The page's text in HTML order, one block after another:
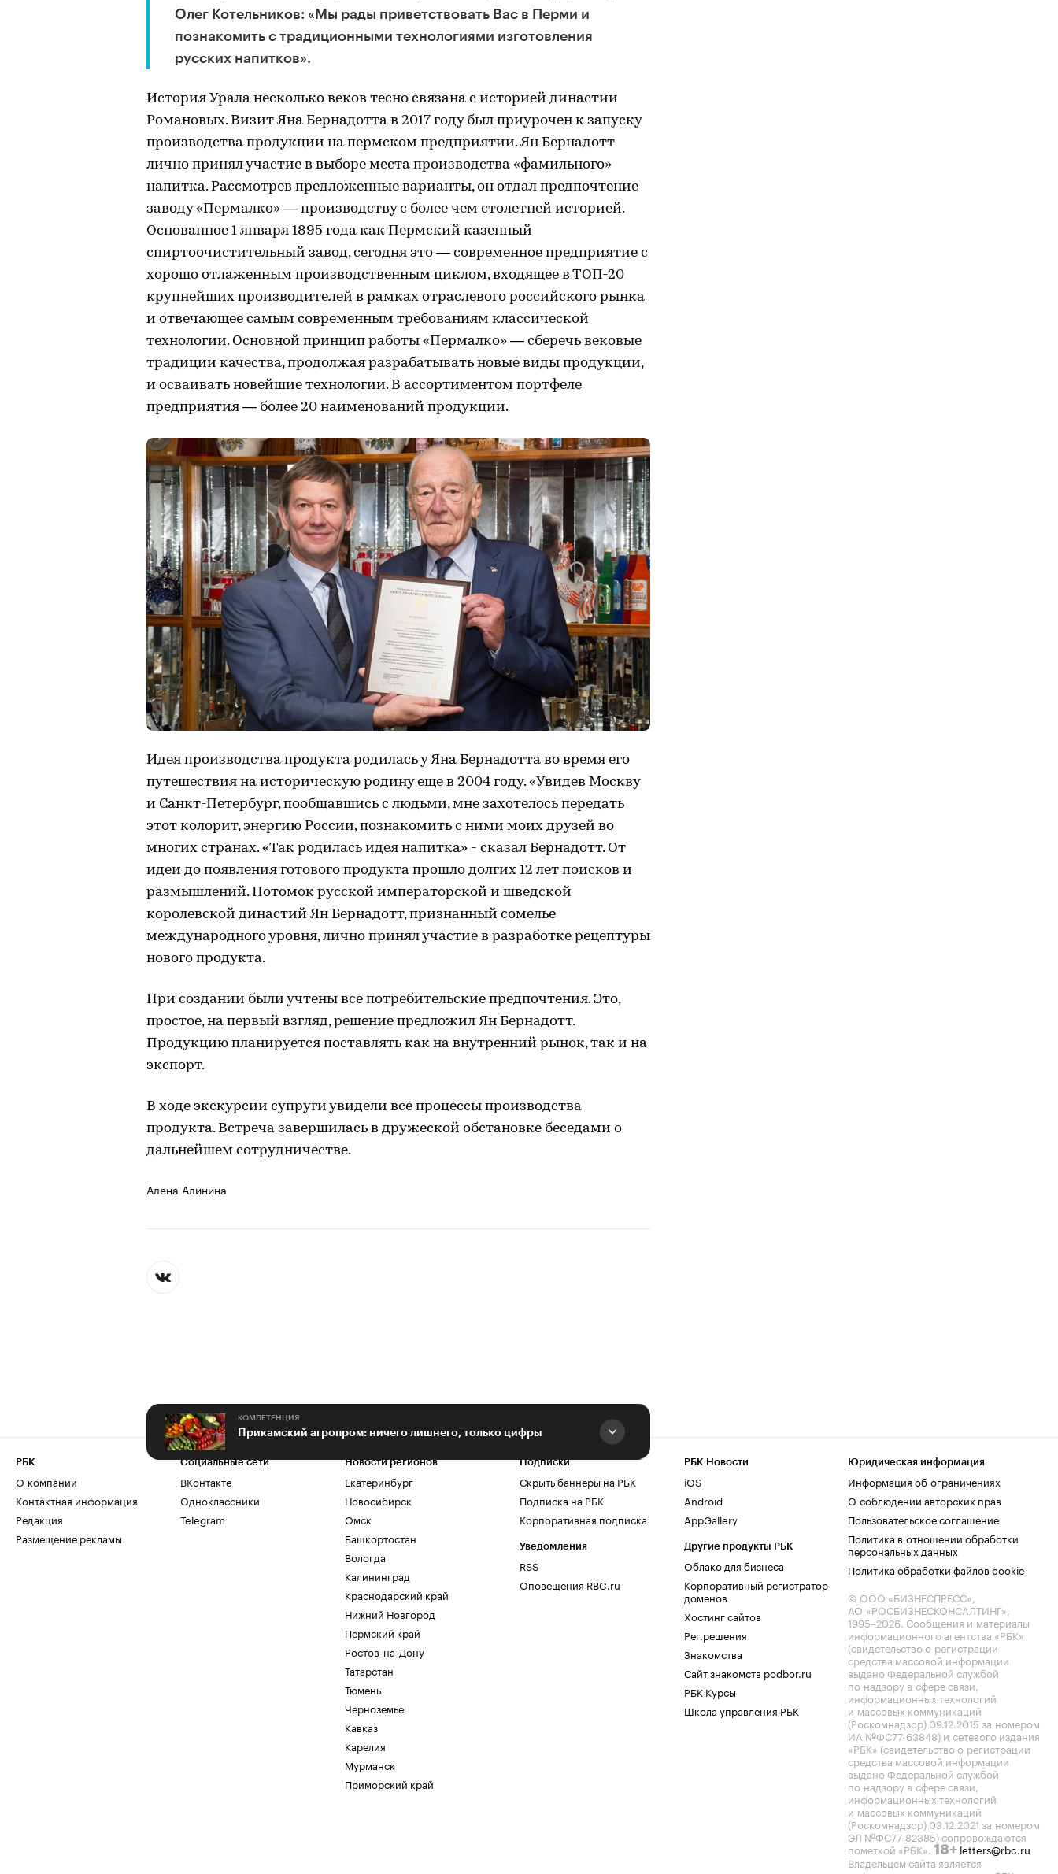
Олег Котельников: «Мы рады приветствовать Вас в Перми и
познакомить с традиционными технологиями изготовления
русских напитков».
История Урала несколько веков тесно связана с историей династии
Романовых. Визит Яна Бернадотта в 2017 году был приурочен к запуску
производства продукции на пермском предприятии. Ян Бернадотт
лично принял участие в выборе места производства «фамильного»
напитка. Рассмотрев предложенные варианты, он отдал предпочтение
заводу «Пермалко» — производству с более чем столетней историей.
Основанное 1 января 1895 года как Пермский казенный
спиртоочистительный завод, сегодня это — современное предприятие с
хорошо отлаженным производственным циклом, входящее в ТОП-20
крупнейших производителей в рамках отраслевого российского рынка
и отвечающее самым современным требованиям классической
технологии. Основной принцип работы «Пермалко» — сберечь вековые
традиции качества, продолжая разрабатывать новые виды продукции,
и осваивать новейшие технологии. В ассортиментом портфеле
предприятия — более 20 наименований продукции.
Идея производства продукта родилась у Яна Бернадотта во время его
путешествия на историческую родину еще в 2004 году. «Увидев Москву
и Санкт-Петербург, пообщавшись с людьми, мне захотелось передать
этот колорит, энергию России, познакомить с ними моих друзей во
многих странах. «Так родилась идея напитка» - сказал Бернадотт. От
идеи до появления готового продукта прошло долгих 12 лет поисков и
размышлений. Потомок русской императорской и шведской
королевской династий Ян Бернадотт, признанный сомелье
международного уровня, лично принял участие в разработке рецептуры
нового продукта.
При создании были учтены все потребительские предпочтения. Это,
простое, на первый взгляд, решение предложил Ян Бернадотт.
Продукцию планируется поставлять как на внутренний рынок, так и на
экспорт.
В ходе экскурсии супруги увидели все процессы производства
продукта. Встреча завершилась в дружеской обстановке беседами о
дальнейшем сотрудничестве.
Алена Алинина
КОМПЕТЕНЦИЯ
Прикамский агропром: ничего лишнего, только цифры
РБК
О компании
Контактная информация
Редакция
Размещение рекламы
Социальные сети
ВКонтакте
Одноклассники
Telegram
Новости регионов
Екатеринбург
Новосибирск
Омск
Башкортостан
Вологда
Калининград
Краснодарский край
Нижний Новгород
Пермский край
Ростов-на-Дону
Татарстан
Тюмень
Черноземье
Кавказ
Карелия
Мурманск
Приморский край
Подписки
Скрыть баннеры на РБК
Подписка на РБК
Корпоративная подписка
Уведомления
RSS
Оповещения RBC.ru
РБК Новости
iOS
Android
AppGallery
Другие продукты РБК
Облако для бизнеса
Корпоративный регистратор
доменов
Хостинг сайтов
Рег.решения
Знакомства
Сайт знакомств podbor.ru
РБК Курсы
Школа управления РБК
Юридическая информация
Информация об ограничениях
О соблюдении авторских прав
Пользовательское соглашение
Политика в отношении обработки
персональных данных
Политика обработки файлов cookie
© ООО «БИЗНЕСПРЕСС»,
АО «РОСБИЗНЕСКОНСАЛТИНГ»,
1995–2026. Сообщения и материалы
информационного агентства «РБК»
(свидетельство о регистрации
средства массовой информации
выдано Федеральной службой
по надзору в сфере связи,
информационных технологий
и массовых коммуникаций
(Роскомнадзор) 09.12.2015 за номером
ИА №ФС77-63848) и сетевого издания
«РБК» (свидетельство о регистрации
средства массовой информации
выдано Федеральной службой
по надзору в сфере связи,
информационных технологий
и массовых коммуникаций
(Роскомнадзор) 03.12.2021 за номером
ЭЛ №ФС77-82385) сопровождаются
пометкой «РБК». 18+ letters@rbc.ru
Владельцем сайта является